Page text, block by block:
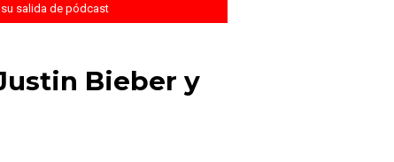
su salida de pódcast
Bieber y